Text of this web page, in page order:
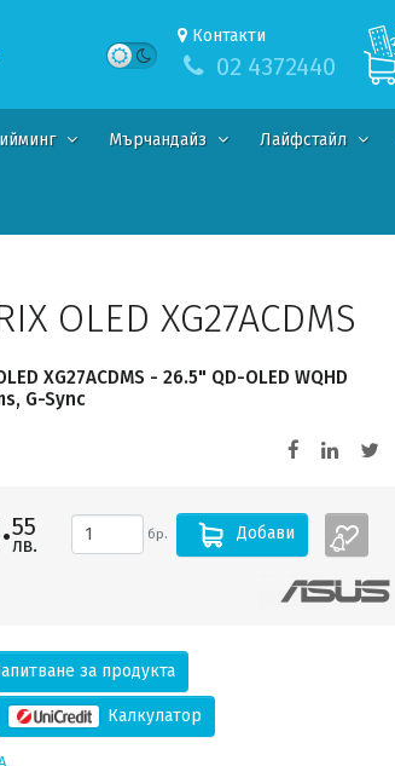
Контакти
02 4372440
Мърчандайз Лайфстайл
OLED XG27ACDMS
XG27ACDMS - 26.5" QD-OLED WQHD
G-Sync
55
лв. бр. Добави
за продукта
Калкулатор